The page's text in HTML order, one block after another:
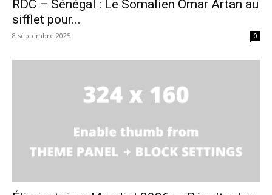
RDC – Sénégal : Le Somalien Omar Artan au
sifflet pour...
8 septembre 2025 0